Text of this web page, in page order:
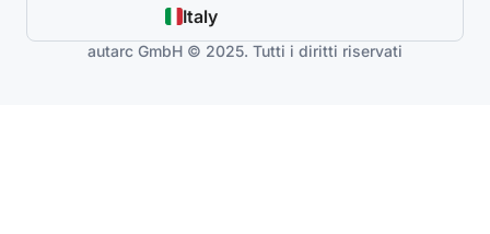
Italy
autarc GmbH © 2025. Tutti i diritti riservati